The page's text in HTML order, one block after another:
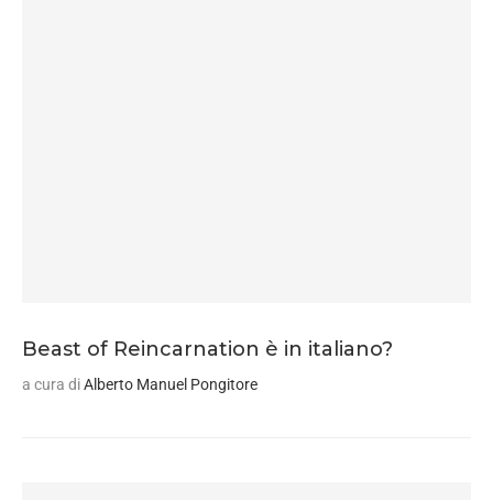
Beast of Reincarnation è in italiano?
a cura diAlberto Manuel Pongitore